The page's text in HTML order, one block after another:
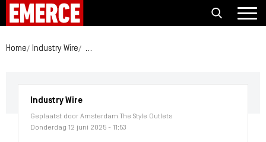
Home Industry Wire We omarmen het online winkelen, maar fysieke
Industry Wire
Geplaatst door Amsterdam The Style Outlets
Donderdag 12 juni 2025 - 11:53